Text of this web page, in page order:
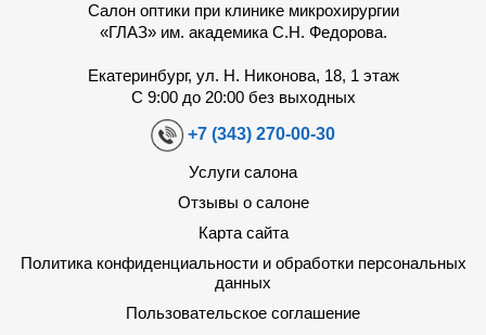
Салон оптики при клинике микрохирургии
«ГЛАЗ» им. академика С.Н. Федорова.
Екатеринбург, ул. Н. Никонова, 18, 1 этаж
С 9:00 до 20:00 без выходных
+7 (343) 270-00-30
Услуги салона
Отзывы о салоне
Карта сайта
Политика конфиденциальности и обработки персональных
данных
Пользовательское соглашение